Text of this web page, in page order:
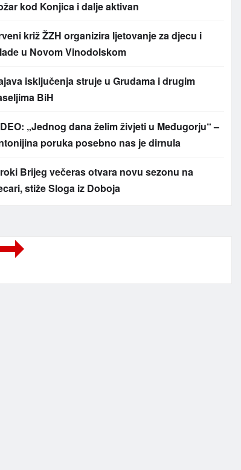
kod Konjica i dalje aktivan
križ ŽZH organizira ljetovanje za djecu i
u Novom Vinodolskom
isključenja struje u Grudama i drugim
BiH
„Jednog dana želim živjeti u Međugorju“ –
poruka posebno nas je dirnula
Brijeg večeras otvara novu sezonu na
stiže Sloga iz Doboja